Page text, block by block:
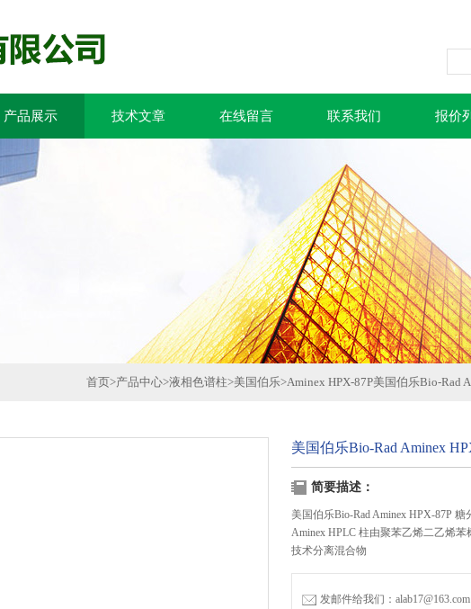
产品展示 技术文章 在线留言 联系我们 报价
首页>产品中心>液相色谱柱>美国伯乐>Aminex HPX-87P美国伯乐Bio-Rad
美国伯乐Bio-Rad Aminex
简要描述：
美国伯乐Bio-Rad Aminex HPX-87P
Aminex HPLC 柱由聚苯乙烯二乙烯
技术分离混合物
发邮件给我们：alab17@163.com